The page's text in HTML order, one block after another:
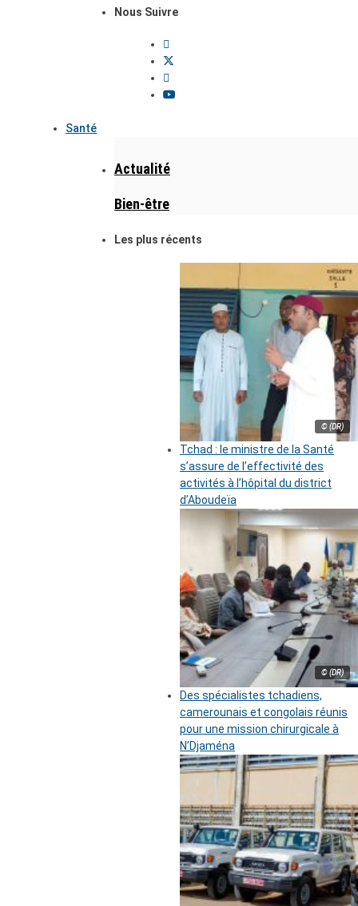
Nous Suivre
Santé
Actualité
Bien-être
Les plus récents
© (DR)
Tchad : le ministre de la Santé
s’assure de l’effectivité des
activités à l’hôpital du district
d’Aboudeïa
© (DR)
Des spécialistes tchadiens,
camerounais et congolais réunis
pour une mission chirurgicale à
N’Djaména